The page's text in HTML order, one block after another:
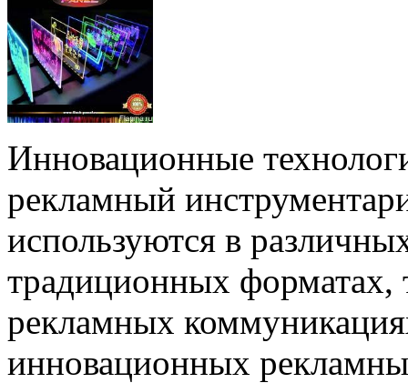
Инновационные
рекламный
используются в
традиционных форматах,
рекламных
инновационных